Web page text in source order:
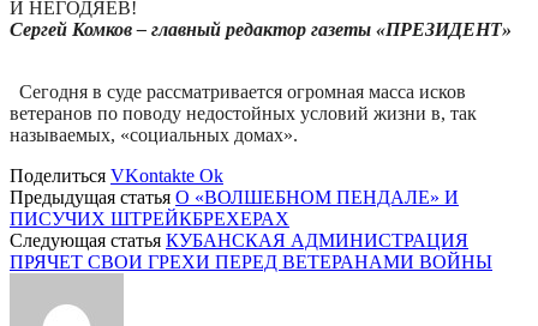
И НЕГОДЯЕВ!
Сергей Комков – главный редактор газеты «ПРЕЗИДЕНТ»
Сегодня в суде рассматривается огромная масса исков
ветеранов по поводу недостойных условий жизни в, так
называемых, «социальных домах».
Поделиться VKontakte Ok
Предыдущая статья О «ВОЛШЕБНОМ ПЕНДАЛЕ» И
ПИСУЧИХ ШТРЕЙКБРЕХЕРАХ
Следующая статья КУБАНСКАЯ АДМИНИСТРАЦИЯ
ПРЯЧЕТ СВОИ ГРЕХИ ПЕРЕД ВЕТЕРАНАМИ ВОЙНЫ